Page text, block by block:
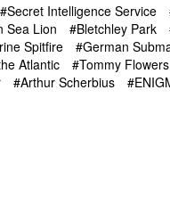
Secret Intelligence Service
Sea Lion
Bletchley Park
Spitfire
German
Atlantic
Tommy Flowers
Arthur Scherbius